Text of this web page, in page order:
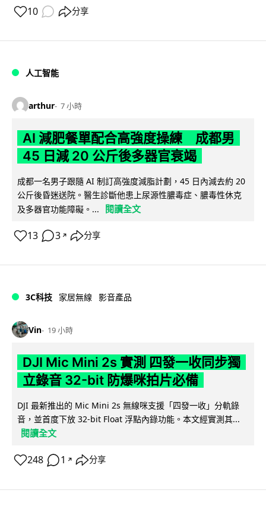
10 分享
人工智能
arthur 7 小時
AI 減肥餐單配合高強度操練 成都男
45 日減 20 公斤後多器官衰竭
成都一名男子跟隨 AI 制訂高強度減脂計劃，45 日內減去約 20
公斤後昏迷送院。醫生診斷他患上尿源性膿毒症、膿毒性休克
及多器官功能障礙。...
閱讀全文
13 3 ↗ 分享
3C科技 家居無線 影音產品
Vin 19 小時
DJI Mic Mini 2s 實測 四發一收同步獨
立錄音 32-bit 防爆咪拍片必備
DJI 最新推出的 Mic Mini 2s 無線咪支援「四發一收」分軌錄
音，並首度下放 32-bit Float 浮點內錄功能。本文經實測其...
閱讀全文
248 1 ↗ 分享